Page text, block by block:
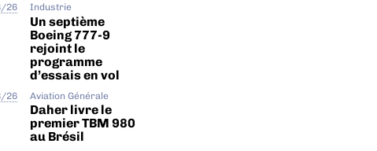
26 Industrie
Un septième
Boeing 777-9
rejoint le
programme
d’essais en vol
26 Aviation Générale
Daher livre le
premier TBM 980
au Brésil